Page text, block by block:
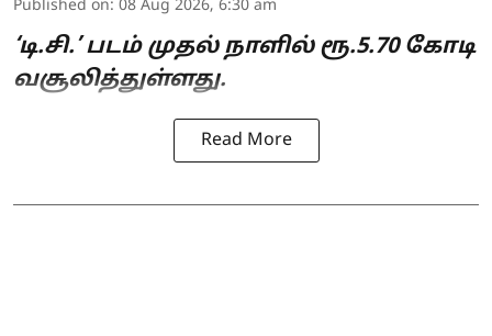
Published on: 08 Aug 2026, 6:30 am
‘டி.சி.’ படம் முதல் நாளில் ரூ.5.70 கோடி
வசூலித்துள்ளது.
Read More